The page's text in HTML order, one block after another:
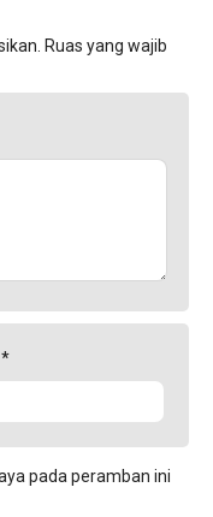
Ruas yang wajib
*
pada peramban ini